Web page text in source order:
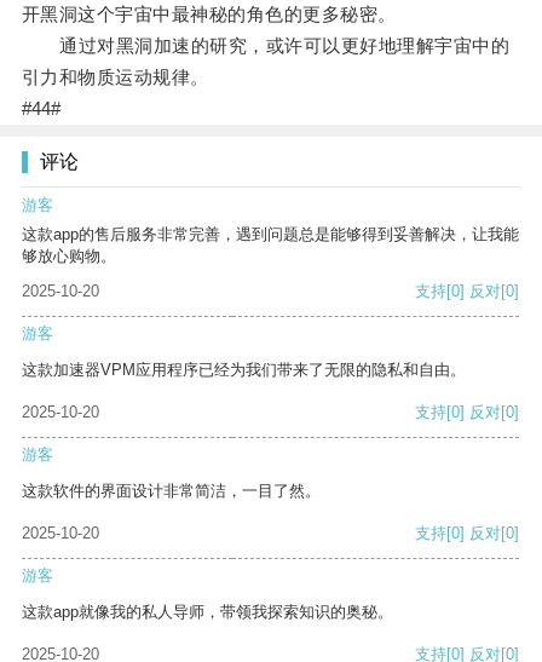
开黑洞这个宇宙中最神秘的角色的更多秘密。
通过对黑洞加速的研究，或许可以更好地理解宇宙中的
引力和物质运动规律。
#44#
评论
游客
这款app的售后服务非常完善，遇到问题总是能够得到妥善解决，让我能
够放心购物。
2025-10-20
支持[0] 反对[0]
游客
这款加速器VPM应用程序已经为我们带来了无限的隐私和自由。
2025-10-20 支持[0] 反对[0]
游客
这款软件的界面设计非常简洁，一目了然。
2025-10-20 支持[0] 反对[0]
游客
这款app就像我的私人导师，带领我探索知识的奥秘。
2025-10-20 支持[0] 反对[0]